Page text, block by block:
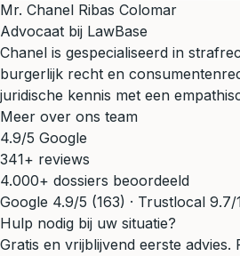
Mr. Chanel Ribas Colomar
Advocaat bij LawBase
Chanel is gespecialiseerd in
burgerlijk recht en
juridische kennis met een
Meer over ons team
4.9/5 Google
341+ reviews
4.000+ dossiers beoordeeld
Google 4.9/5 (163) · Trustlocal 9.7/
Hulp nodig bij uw situatie?
Gratis en vrijblijvend eerste advies.